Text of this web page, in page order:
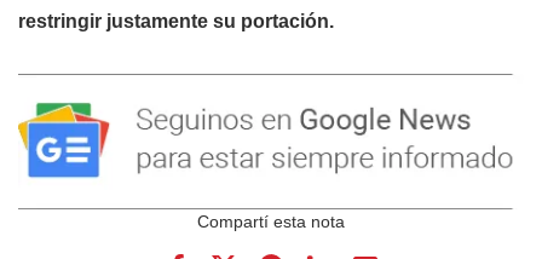
restringir justamente su portación.